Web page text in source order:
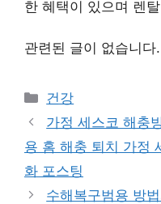
한 혜택이 있으며 렌
관련된 글이 없습니다.
Categories
건강
가정 세스코 해충
용 홈 해충 퇴치 가정
화 포스팅
수해복구범용 방